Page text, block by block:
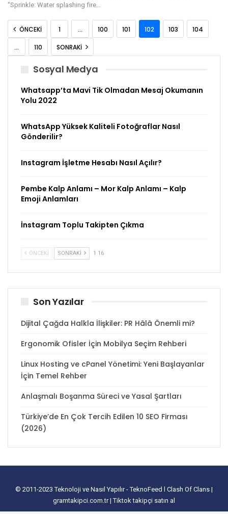
"Sprinkle: Water splashing fire…
ÖNCEKI 1 … 100 101 102 103 104
… 110 SONRAKI
Sosyal Medya
Whatsapp’ta Mavi Tik Olmadan Mesaj Okumanın
Yolu 2022
WhatsApp Yüksek Kaliteli Fotoğraflar Nasıl
Gönderilir?
Instagram İşletme Hesabı Nasıl Açılır?
Pembe Kalp Anlamı – Mor Kalp Anlamı – Kalp
Emoji Anlamları
İnstagram Toplu Takipten Çıkma
ÖNCEKI SONRAKI 1 16
Son Yazılar
Dijital Çağda Halkla İlişkiler: PR Hâlâ Önemli mi?
Ergonomik Ofisler İçin Mobilya Seçim Rehberi
Linux Hosting ve cPanel Yönetimi: Yeni Başlayanlar
İçin Temel Rehber
Anlaşmalı Boşanma Süreci ve Yasal Şartları
Türkiye’de En Çok Tercih Edilen 10 SEO Firması
(2026)
© 2011-2023Teknoloji ve Nasıl Yapılır - TeknoFeed l Clash Of Clans |
gramtakipci.com.tr|Tiktok takipçi satın al